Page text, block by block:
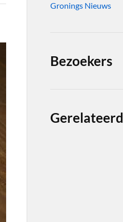
Gronings Nieuws
Bezoekers
Gerelateerd